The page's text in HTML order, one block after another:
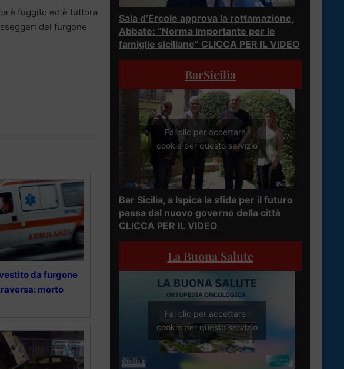
è fuggito ed è tuttora
del furgone
da furgone
morto
Sala d’Ercole approva la rottamazione,
Abbate: “Norma importante per le
famiglie siciliane” CLICCA PER IL VIDEO
BarSicilia
Fai clic per accettare i
cookie per questo servizio
Bar Sicilia, a Ispica la sfida per il futuro
passa dal nuovo governo della città
CLICCA PER IL VIDEO
La Buona Salute
Fai clic per accettare i
cookie per questo servizio